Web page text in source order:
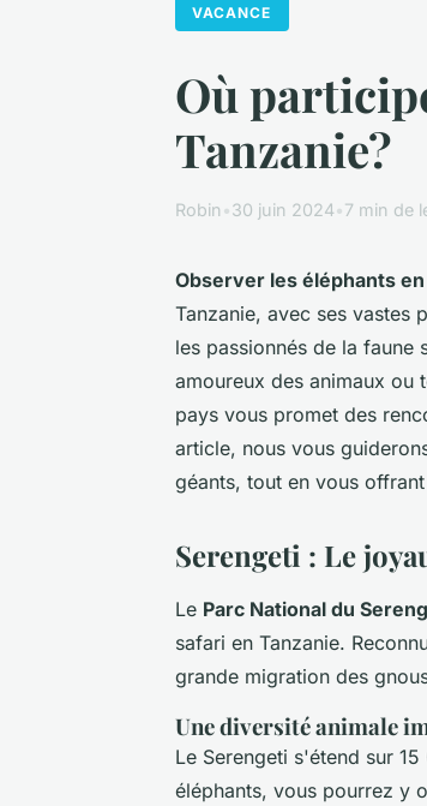
VACANCE
Où
Tanzanie?
Robin •30 juin 2024•7 min de
Observer les éléphants
Tanzanie, avec ses vastes
les passionnés de la faune
amoureux des animaux ou
pays vous promet des
article, nous vous
géants, tout en vous
Serengeti : Le
Le Parc National du
safari en Tanzanie.
grande migration des
Une diversité animale
Le Serengeti s'étend sur
éléphants, vous pourrez y